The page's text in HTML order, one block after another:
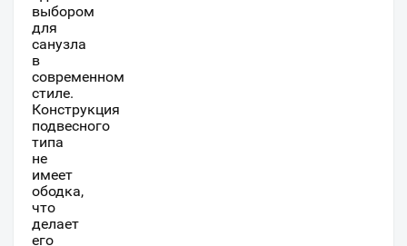
выбором
для
санузла
в
современном
стиле.
Конструкция
подвесного
типа
не
имеет
ободка,
что
делает
его